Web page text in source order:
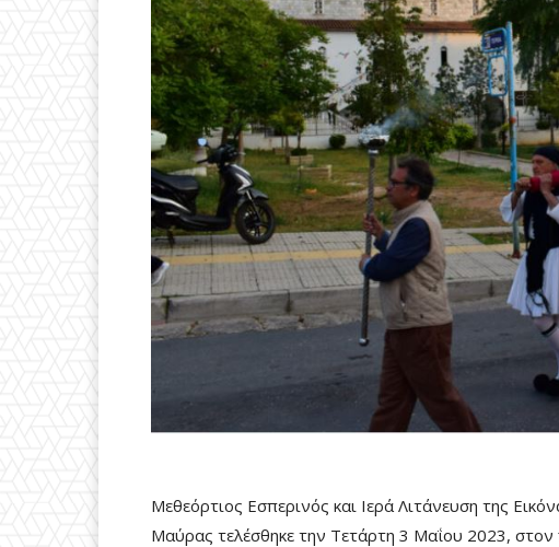
Μεθεόρτιος Εσπερινός και Ιερά Λιτάνευση της
Μαύρας τελέσθηκε την Τετάρτη 3 Μαΐου 2023, στον